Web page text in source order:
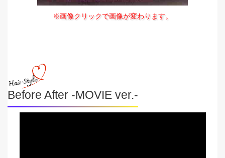
※画像クリックで画像が変わります。
Before After -MOVIE ver.-